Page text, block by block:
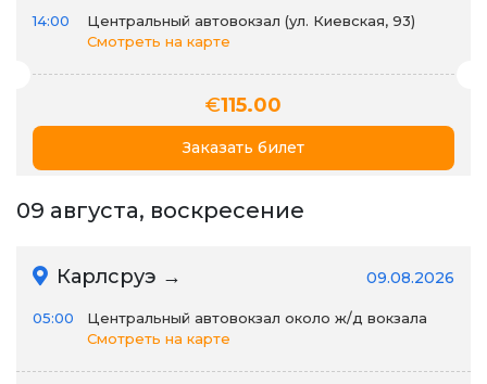
14:00
Центральный автовокзал (ул. Киевская, 93)
Смотреть на карте
€115.00
Заказать билет
09 августа, воскресение
Карлсруэ → 09.08.2026
05:00
Центральный автовокзал около ж/д вокзала
Смотреть на карте